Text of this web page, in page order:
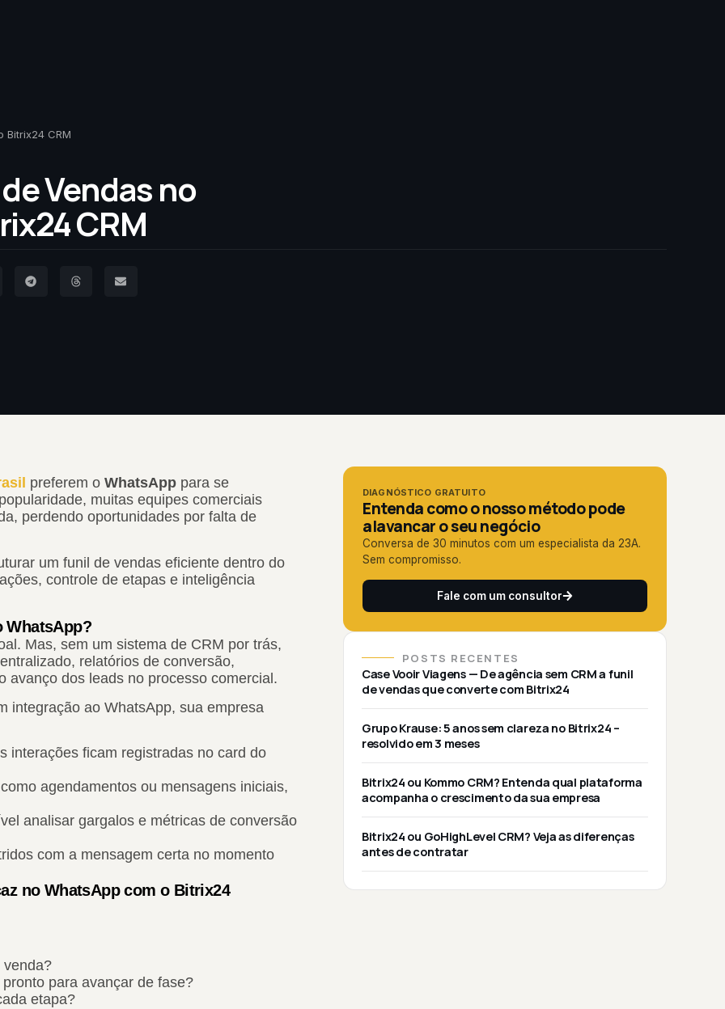
Bitrix24 CRM
Vendas no
CRM
preferem o WhatsApp para se
muitas equipes comerciais
perdendo oportunidades por falta de
um funil de vendas eficiente dentro do
controle de etapas e inteligência
WhatsApp?
Mas, sem um sistema de CRM por trás,
relatórios de conversão,
avanço dos leads no processo comercial.
integração ao WhatsApp, sua empresa
interações ficam registradas no card do
agendamentos ou mensagens iniciais,
analisar gargalos e métricas de conversão
com a mensagem certa no momento
no WhatsApp com o Bitrix24
venda?
para avançar de fase?
etapa?
DIAGNÓSTICO GRATUITO
Entenda como o nosso método pode
alavancar o seu negócio
Conversa de 30 minutos com um especialista da 23A.
Sem compromisso.
Fale com um consultor
POSTS RECENTES
Case Vooir Viagens — De agência sem CRM a funil
de vendas que converte com Bitrix24
Grupo Krause: 5 anos sem clareza no Bitrix24 –
resolvido em 3 meses
Bitrix24 ou Kommo CRM? Entenda qual plataforma
acompanha o crescimento da sua empresa
Bitrix24 ou GoHighLevel CRM? Veja as diferenças
antes de contratar